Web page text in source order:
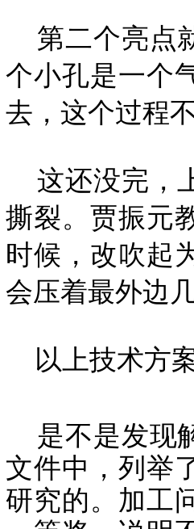
第二个亮点
个小孔是一个
去，这个过程
这还没完，
撕裂。贾振元
时候，改吹起
会压着最外边
以上技术方案
是不是发现
文件中，列举
研究的。加工